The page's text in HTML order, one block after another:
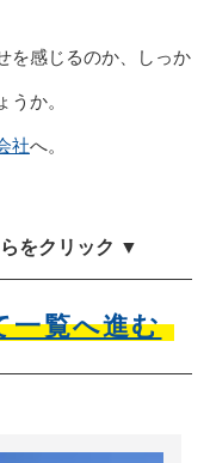
を感じるのか、しっか
か。
社へ。
をクリック ▼
一覧へ進む